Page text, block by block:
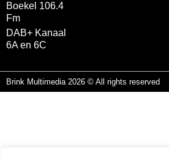
Boekel 106.4
Fm
DAB+ Kanaal
6A en 6C
Brink Multimedia 2026 © All rights reserved